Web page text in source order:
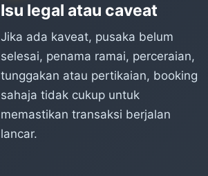
Isu legal atau caveat
Jika ada kaveat, pusaka belum
selesai, penama ramai, perceraian,
tunggakan atau pertikaian, booking
sahaja tidak cukup untuk
memastikan transaksi berjalan
lancar.